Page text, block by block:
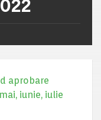
aprobare
iunie, iulie